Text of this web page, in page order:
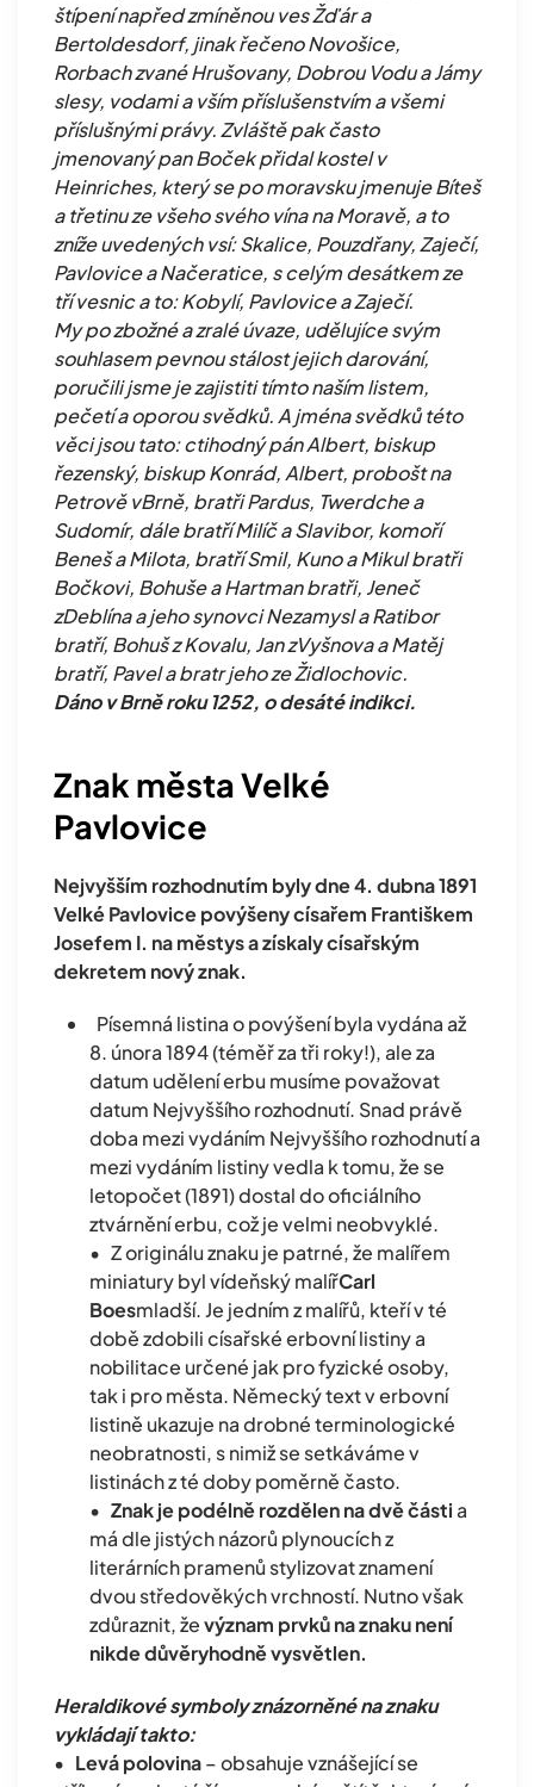
štípení napřed zmíněnou ves Žďár a
Bertoldesdorf, jinak řečeno Novošice,
Rorbach zvané Hrušovany, Dobrou Vodu a Jámy
slesy, vodami a vším příslušenstvím a všemi
příslušnými právy. Zvláště pak často
jmenovaný pan Boček přidal kostel v
Heinriches, který se po moravsku jmenuje Bíteš
a třetinu ze všeho svého vína na Moravě, a to
zníže uvedených vsí: Skalice, Pouzdřany, Zaječí,
Pavlovice a Načeratice, s celým desátkem ze
tří vesnic a to: Kobylí, Pavlovice a Zaječí.
My po zbožné a zralé úvaze, udělujíce svým
souhlasem pevnou stálost jejich darování,
poručili jsme je zajistiti tímto naším listem,
pečetí a oporou svědků. A jména svědků této
věci jsou tato: ctihodný pán Albert, biskup
řezenský, biskup Konrád, Albert, probošt na
Petrově vBrně, bratři Pardus, Twerdche a
Sudomír, dále bratří Milíč a Slavibor, komoří
Beneš a Milota, bratří Smil, Kuno a Mikul bratři
Bočkovi, Bohuše a Hartman bratři, Jeneč
zDeblína a jeho synovci Nezamysl a Ratibor
bratří, Bohuš z Kovalu, Jan zVyšnova a Matěj
bratří, Pavel a bratr jeho ze Židlochovic.
Dáno v Brně roku 1252, o desáté indikci.
Znak města Velké
Pavlovice
Nejvyšším rozhodnutím byly dne 4. dubna 1891
Velké Pavlovice povýšeny císařem Františkem
Josefem I. na městys a získaly císařským
dekretem nový znak.
Písemná listina o povýšení byla vydána až
8. února 1894 (téměř za tři roky!), ale za
datum udělení erbu musíme považovat
datum Nejvyššího rozhodnutí. Snad právě
doba mezi vydáním Nejvyššího rozhodnutí a
mezi vydáním listiny vedla k tomu, že se
letopočet (1891) dostal do oficiálního
ztvárnění erbu, což je velmi neobvyklé.
• Z originálu znaku je patrné, že malířem
miniatury byl vídeňský malířCarl
Boesmladší. Je jedním z malířů, kteří v té
době zdobili císařské erbovní listiny a
nobilitace určené jak pro fyzické osoby,
tak i pro města. Německý text v erbovní
listině ukazuje na drobné terminologické
neobratnosti, s nimiž se setkáváme v
listinách z té doby poměrně často.
• Znak je podélně rozdělen na dvě částia
má dle jistých názorů plynoucích z
literárních pramenů stylizovat znamení
dvou středověkých vrchností. Nutno však
zdůraznit, ževýznam prvků na znaku není
nikde důvěryhodně vysvětlen.
Heraldikové symboly znázorněné na znaku
vykládají takto:
• Levá polovina– obsahuje vznášející se